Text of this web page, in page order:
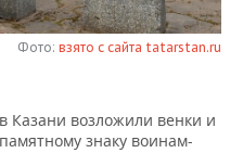
Фото: взято с сайта tatarstan.ru
Казани возложили венки и
знаку воинам-